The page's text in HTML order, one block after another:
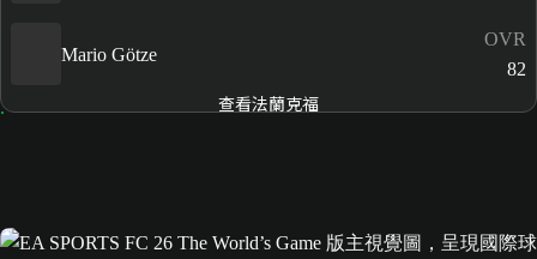
Mario Götze
OVR
82
查看法蘭克福